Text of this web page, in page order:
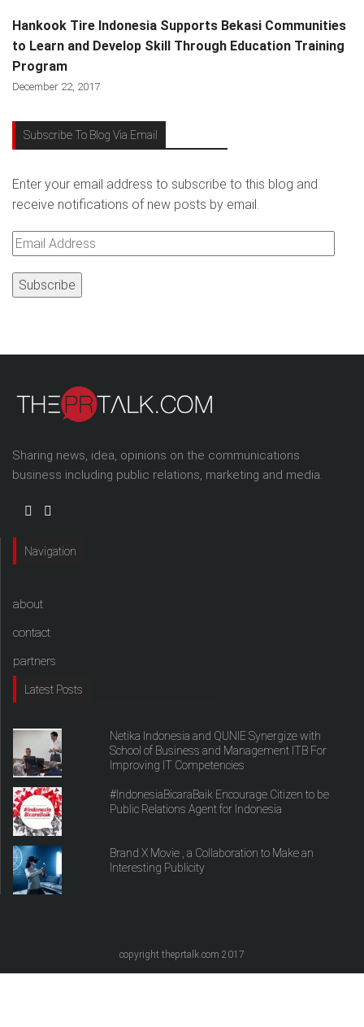
Hankook Tire Indonesia Supports Bekasi Communities
to Learn and Develop Skill Through Education Training
Program
December 22, 2017
Subscribe To Blog Via Email
Enter your email address to subscribe to this blog and
receive notifications of new posts by email.
Email
Address
Sharing news, idea, opinions on the communications
business including public relations, marketing and media.
Navigation
about
contact
partners
Latest Posts
Netika Indonesia and QUNIE Synergize with
School of Business and Management ITB For
Improving IT Competencies
#IndonesiaBicaraBaik Encourage Citizen to be
Public Relations Agent for Indonesia
Brand X Movie , a Collaboration to Make an
Interesting Publicity
copyright theprtalk.com 2017